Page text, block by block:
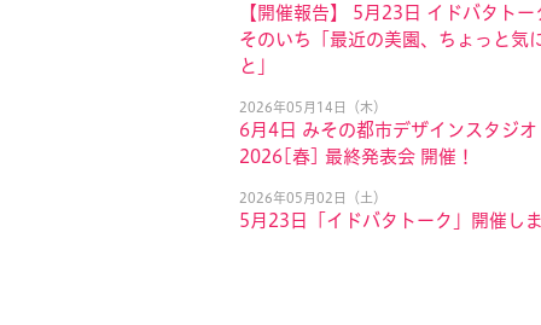
【開催報告】 5月23日 イドバタト
そのいち「最近の美園、ちょっと気
と」
2026年05月14日（木）
6月4日 みその都市デザインスタジオ
2026[春] 最終発表会 開催！
2026年05月02日（土）
5月23日「イドバタトーク」開催しま